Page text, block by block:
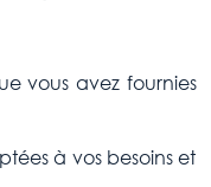
vous avez fournies
à vos besoins et